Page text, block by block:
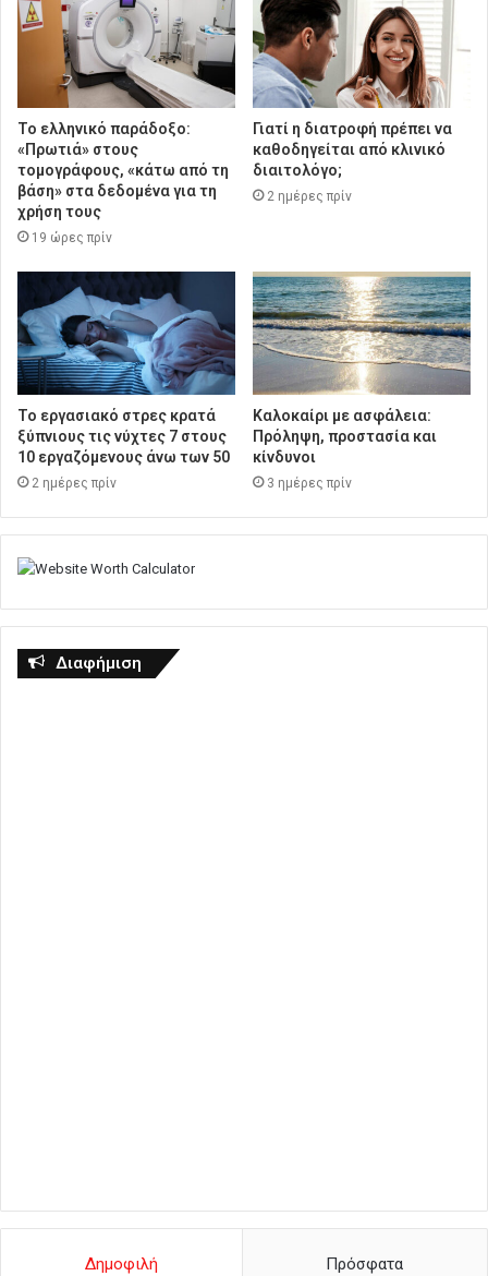
Το ελληνικό παράδοξο:
«Πρωτιά» στους
τομογράφους, «κάτω από τη
βάση» στα δεδομένα για τη
χρήση τους
19 ώρες πρίν
Γιατί η διατροφή πρέπει να
καθοδηγείται από κλινικό
διαιτολόγο;
2 ημέρες πρίν
Το εργασιακό στρες κρατά
ξύπνιους τις νύχτες 7 στους
10 εργαζόμενους άνω των 50
2 ημέρες πρίν
Καλοκαίρι με ασφάλεια:
Πρόληψη, προστασία και
κίνδυνοι
3 ημέρες πρίν
Διαφήμιση
Δημοφιλή Πρόσφατα